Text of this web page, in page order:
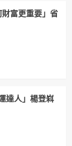
富更重要」省
達人」楊登嵙